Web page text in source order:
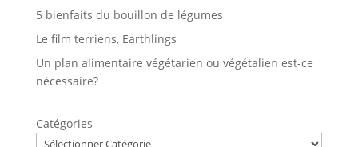
5 bienfaits du bouillon de légumes
Le film terriens, Earthlings
Un plan alimentaire végétarien ou végétalien est-ce
nécessaire?
Catégories